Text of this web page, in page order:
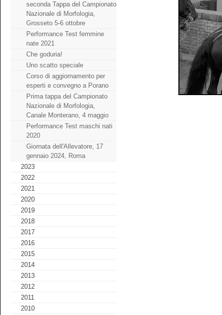
seconda Tappa del Campionato
Nazionale di Morfologia,
Grosseto 5-6 ottobre
Performance Test femmine
nate 2021
Che goduria!
Uno scatto speciale
Corso di aggiornamento per
esperti e convegno a Porano
Prima tappa del Campionato
Nazionale di Morfologia,
Canale Monterano, 4 maggio
Performance Test maschi nati
2020
Giornata dell'Allevatore, 17
gennaio 2024, Roma
2023
2022
2021
2020
2019
2018
2017
2016
2015
2014
2013
2012
2011
2010